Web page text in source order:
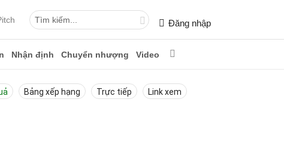
Đăng nhập
Nhận định Chuyển nhượng Video
Bảng xếp hạng Trực tiếp Link xem